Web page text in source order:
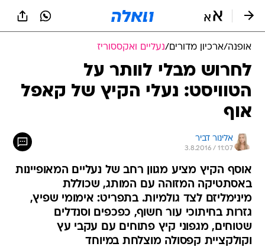
אופנה/ארכיון מדורים/נעליים ואקססוריז
לחרוש מבלי לוותר על
הטוויסט: נעלי הקיץ של קאפל
אוף
אלינור דביר
3.8.2016 / 11:07
אוסף הקיץ מציע מגוון רחב של נעליים המאופיינות
באסתטיקה המזוהה עם המותג, שכוללת
מינימליזם לצד גולמיות. בתפריט: אימומי שפיץ,
גזרות בחיתוכי עור חשוף, כפכפים וסנדלים
שטוחים, מגפוני קיץ פתוחים עם עקבי עץ
וקולקציית קפסולה מוצלחת במיוחד